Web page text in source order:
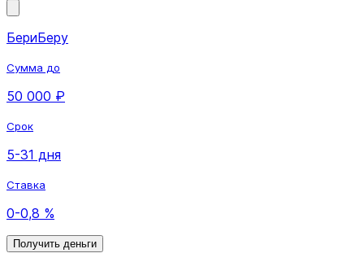
БериБеру
Сумма до
50 000 ₽
Срок
5-31 дня
Ставка
0-0,8 %
Получить деньги